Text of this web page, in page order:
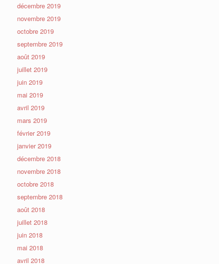
décembre 2019
novembre 2019
octobre 2019
septembre 2019
août 2019
juillet 2019
juin 2019
mai 2019
avril 2019
mars 2019
février 2019
janvier 2019
décembre 2018
novembre 2018
octobre 2018
septembre 2018
août 2018
juillet 2018
juin 2018
mai 2018
avril 2018